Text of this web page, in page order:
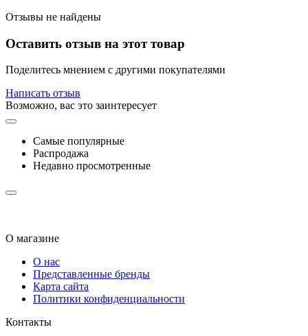
Отзывы не найдены
Оставить отзыв на этот товар
Поделитесь мнением с другими покупателями
Написать отзыв
Возможно, вас это заинтересует
Самые популярные
Распродажа
Недавно просмотренные
О магазине
О нас
Представленные бренды
Карта сайта
Политики конфиденциальности
Контакты